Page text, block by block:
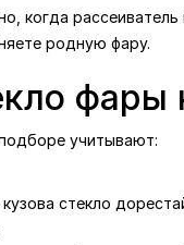
когда
родную фару.
фары
учитывают:
стекло